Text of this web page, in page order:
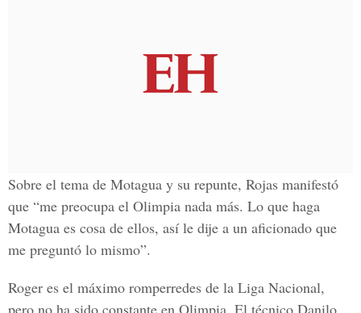
Sobre el tema de Motagua y su repunte, Rojas manifestó
que “me preocupa el Olimpia nada más. Lo que haga
Motagua es cosa de ellos, así le dije a un aficionado que
me preguntó lo mismo”.
Roger es el máximo romperredes de la Liga Nacional,
pero no ha sido constante en Olimpia. El técnico Danilo